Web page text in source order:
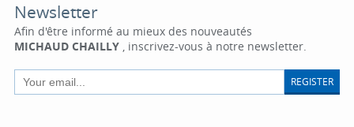
Newsletter
Afin d'être informé au mieux des nouveautés
MICHAUD CHAILLY, inscrivez-vous à notre newsletter.
REGISTER